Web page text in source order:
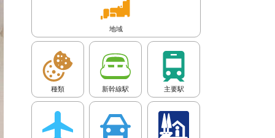
地域
種類 新幹線駅 主要駅